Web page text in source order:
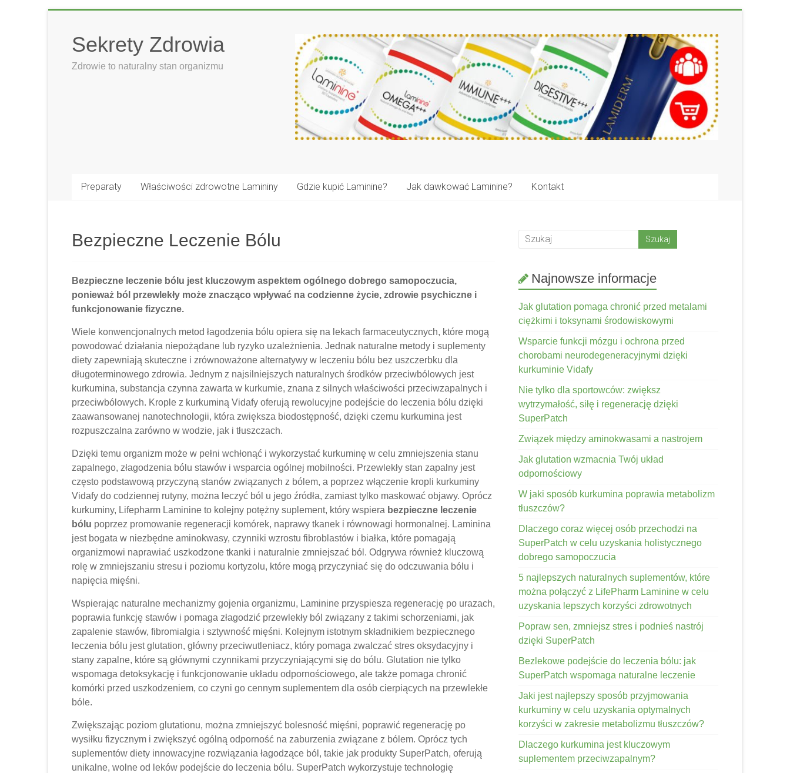
contentSekrety Zdrowia
Zdrowie to naturalny stan organizmu
Preparaty Właściwości zdrowotne Lamininy Gdzie kupić Laminine? Jak dawkować Laminine? Kontakt
Bezpieczne Leczenie Bólu
Bezpieczne leczenie bólu jest kluczowym aspektem ogólnego dobrego samopoczucia,
ponieważ ból przewlekły może znacząco wpływać na codzienne życie, zdrowie psychiczne i
funkcjonowanie fizyczne.
Wiele konwencjonalnych metod łagodzenia bólu opiera się na lekach farmaceutycznych, które mogą
powodować działania niepożądane lub ryzyko uzależnienia. Jednak naturalne metody i suplementy
diety zapewniają skuteczne i zrównoważone alternatywy w leczeniu bólu bez uszczerbku dla
długoterminowego zdrowia. Jednym z najsilniejszych naturalnych środków przeciwbólowych jest
kurkumina, substancja czynna zawarta w kurkumie, znana z silnych właściwości przeciwzapalnych i
przeciwbólowych. Krople z kurkuminą Vidafy oferują rewolucyjne podejście do leczenia bólu dzięki
zaawansowanej nanotechnologii, która zwiększa biodostępność, dzięki czemu kurkumina jest
rozpuszczalna zarówno w wodzie, jak i tłuszczach.
Dzięki temu organizm może w pełni wchłonąć i wykorzystać kurkuminę w celu zmniejszenia stanu
zapalnego, złagodzenia bólu stawów i wsparcia ogólnej mobilności. Przewlekły stan zapalny jest
często podstawową przyczyną stanów związanych z bólem, a poprzez włączenie kropli kurkuminy
Vidafy do codziennej rutyny, można leczyć ból u jego źródła, zamiast tylko maskować objawy. Oprócz
kurkuminy, Lifepharm Laminine to kolejny potężny suplement, który wspiera bezpieczne leczenie
bólu poprzez promowanie regeneracji komórek, naprawy tkanek i równowagi hormonalnej. Laminina
jest bogata w niezbędne aminokwasy, czynniki wzrostu fibroblastów i białka, które pomagają
organizmowi naprawiać uszkodzone tkanki i naturalnie zmniejszać ból. Odgrywa również kluczową
rolę w zmniejszaniu stresu i poziomu kortyzolu, które mogą przyczyniać się do odczuwania bólu i
napięcia mięśni.
Wspierając naturalne mechanizmy gojenia organizmu, Laminine przyspiesza regenerację po urazach,
poprawia funkcję stawów i pomaga złagodzić przewlekły ból związany z takimi schorzeniami, jak
zapalenie stawów, fibromialgia i sztywność mięśni. Kolejnym istotnym składnikiem bezpiecznego
leczenia bólu jest glutation, główny przeciwutleniacz, który pomaga zwalczać stres oksydacyjny i
stany zapalne, które są głównymi czynnikami przyczyniającymi się do bólu. Glutation nie tylko
wspomaga detoksykację i funkcjonowanie układu odpornościowego, ale także pomaga chronić
komórki przed uszkodzeniem, co czyni go cennym suplementem dla osób cierpiących na przewlekłe
bóle.
Zwiększając poziom glutationu, można zmniejszyć bolesność mięśni, poprawić regenerację po
wysiłku fizycznym i zwiększyć ogólną odporność na zaburzenia związane z bólem. Oprócz tych
suplementów diety innowacyjne rozwiązania łagodzące ból, takie jak produkty SuperPatch, oferują
unikalne, wolne od leków podejście do leczenia bólu. SuperPatch wykorzystuje technologię
Najnowsze informacje
Jak glutation pomaga chronić przed metalami
ciężkimi i toksynami środowiskowymi
Wsparcie funkcji mózgu i ochrona przed
chorobami neurodegeneracyjnymi dzięki
kurkuminie Vidafy
Nie tylko dla sportowców: zwiększ
wytrzymałość, siłę i regenerację dzięki
SuperPatch
Związek między aminokwasami a nastrojem
Jak glutation wzmacnia Twój układ
odpornościowy
W jaki sposób kurkumina poprawia metabolizm
tłuszczów?
Dlaczego coraz więcej osób przechodzi na
SuperPatch w celu uzyskania holistycznego
dobrego samopoczucia
5 najlepszych naturalnych suplementów, które
można połączyć z LifePharm Laminine w celu
uzyskania lepszych korzyści zdrowotnych
Popraw sen, zmniejsz stres i podnieś nastrój
dzięki SuperPatch
Bezlekowe podejście do leczenia bólu: jak
SuperPatch wspomaga naturalne leczenie
Jaki jest najlepszy sposób przyjmowania
kurkuminy w celu uzyskania optymalnych
korzyści w zakresie metabolizmu tłuszczów?
Dlaczego kurkumina jest kluczowym
suplementem przeciwzapalnym?